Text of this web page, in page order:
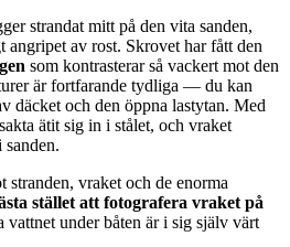
strandat mitt på den vita sanden,
av rost. Skrovet har fått den
som kontrasterar så vackert mot den
är fortfarande tydliga — du kan
däcket och den öppna lastytan. Med
ätit sig in i stålet, och vraket
stranden, vraket och de enorma
stället att fotografera vraket på
under båten är i sig själv värt